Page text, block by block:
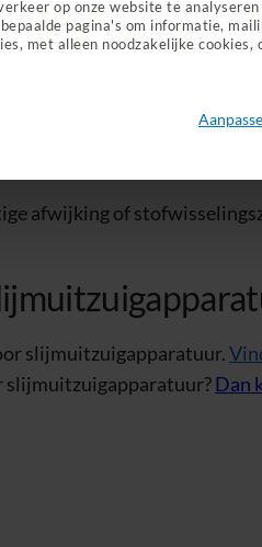
op onze website te
pagina's om informatie,
met alleen noodzakelijke
Of
Of
aandoening als MS, ALS of
KNO-operatie. Of
afwijking of
slijmuitzuigapparatuur.
slijmuitzuigapparatuur?Dan